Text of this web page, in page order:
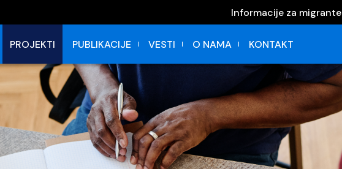
Informacije za migrante
PROJEKTI PUBLIKACIJE VESTI O NAMA KONTAKT